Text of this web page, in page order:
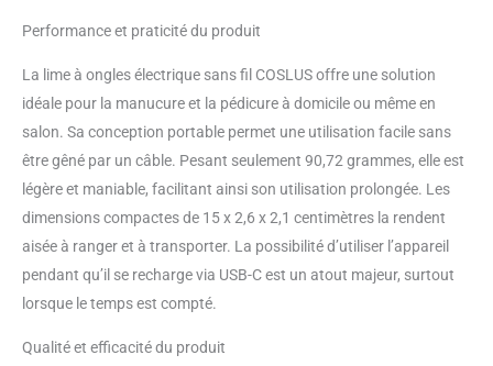
compact du stylo vous permet
main et de l'emporter partout
avec vous. Faible chaleur et
faible bruit : le moteur amélioré
ainsi que la dissipation
intelligente de la chaleur et
l'alliage d'aluminium refroidi
maintiennent la machine à
ongles au frais pendant
roulements amortissants, de
faibles vibrations et d'un niveau
Nous vous recommandons une
Performance et praticité du produit
La lime à ongles électrique sans fil COSLUS offre une solution
idéale pour la manucure et la pédicure à domicile ou même en
salon. Sa conception portable permet une utilisation facile sans
être gêné par un câble. Pesant seulement 90,72 grammes, elle est
légère et maniable, facilitant ainsi son utilisation prolongée. Les
dimensions compactes de 15 x 2,6 x 2,1 centimètres la rendent
aisée à ranger et à transporter. La possibilité d’utiliser l’appareil
pendant qu’il se recharge via USB-C est un atout majeur, surtout
lorsque le temps est compté.
Qualité et efficacité du produit